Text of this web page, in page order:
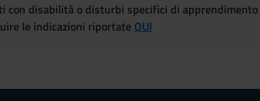
disabilità o disturbi specifici di
le indicazioni riportate QUI